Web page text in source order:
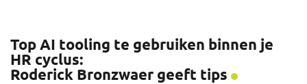
Top AI tooling te gebruiken binnen je
HR cyclus:
Roderick Bronzwaer geeft tips